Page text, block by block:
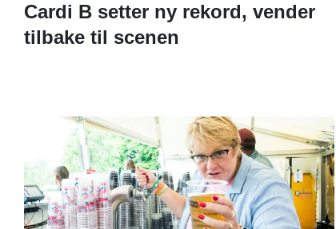
Cardi B setter ny rekord, vender
tilbake til scenen